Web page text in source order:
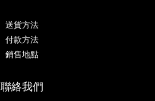
送貨方法
付款方法
銷售地點
聯絡我們